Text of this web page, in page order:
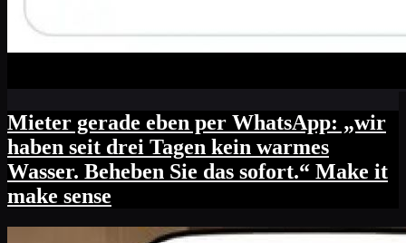
Mieter gerade eben per WhatsApp: „wir
haben seit drei Tagen kein warmes
Wasser. Beheben Sie das sofort.“ Make it
make sense